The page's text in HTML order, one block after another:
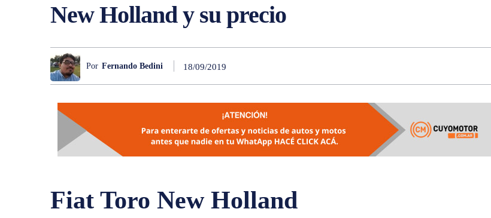
New Holland y su precio
Por Fernando Bedini 18/09/2019
Fiat Toro New Holland